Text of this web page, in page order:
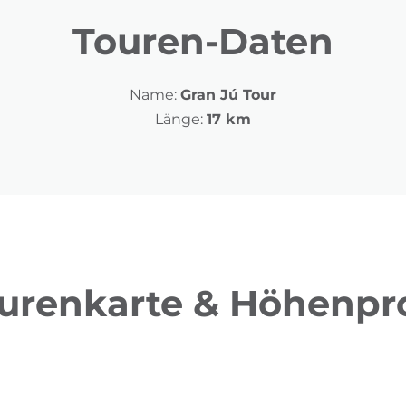
Touren-Daten
Name: Gran Jú Tour
Länge: 17 km
&